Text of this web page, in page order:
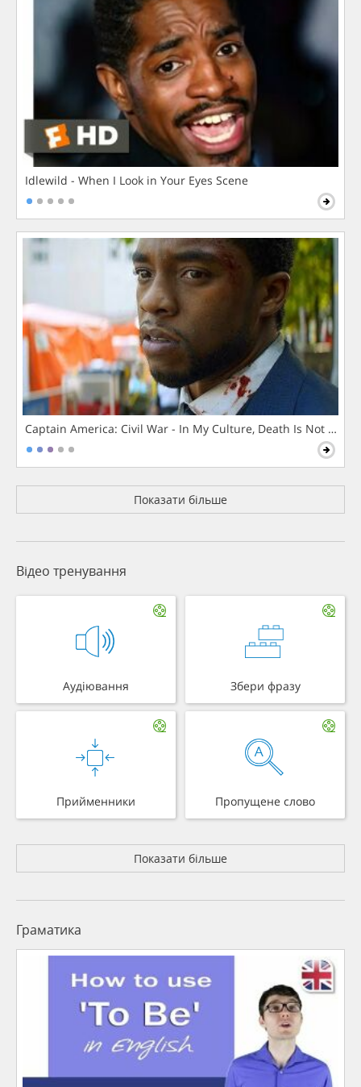
Idlewild - When I Look in Your Eyes Scene
Captain America: Civil War - In My Culture, Death Is Not The
Показати більше
Відео тренування
Аудіювання Збери фразу
Прийменники Пропущене слово
Показати більше
Граматика